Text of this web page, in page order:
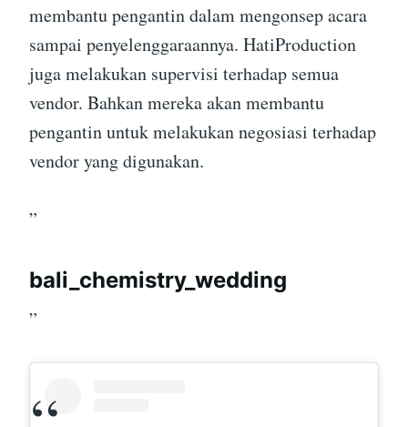
membantu pengantin dalam mengonsep acara
sampai penyelenggaraannya. HatiProduction
juga melakukan supervisi terhadap semua
vendor. Bahkan mereka akan membantu
pengantin untuk melakukan negosiasi terhadap
vendor yang digunakan.
”
bali_chemistry_wedding
”